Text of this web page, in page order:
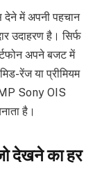
देने में अपनी पहचान
उदाहरण है। सिर्फ
अपने बजट में
रेंज या प्रीमियम
Sony OIS
है।
देखने का हर